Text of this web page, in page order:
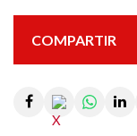
COMPARTIR